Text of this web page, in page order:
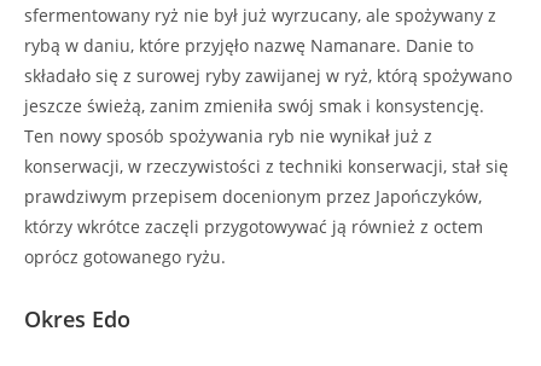
sfermentowany ryż nie był już wyrzucany, ale spożywany z
rybą w daniu, które przyjęło nazwę Namanare. Danie to
składało się z surowej ryby zawijanej w ryż, którą spożywano
jeszcze świeżą, zanim zmieniła swój smak i konsystencję.
Ten nowy sposób spożywania ryb nie wynikał już z
konserwacji, w rzeczywistości z techniki konserwacji, stał się
prawdziwym przepisem docenionym przez Japończyków,
którzy wkrótce zaczęli przygotowywać ją również z octem
oprócz gotowanego ryżu.
Okres Edo